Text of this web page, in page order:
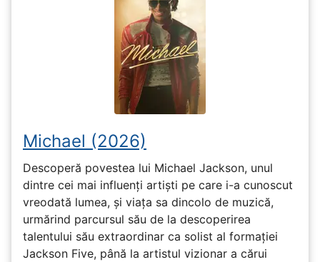
Michael (2026)
Descoperă povestea lui Michael Jackson, unul
dintre cei mai influenți artiști pe care i-a cunoscut
vreodată lumea, și viața sa dincolo de muzică,
urmărind parcursul său de la descoperirea
talentului său extraordinar ca solist al formației
Jackson Five, până la artistul vizionar a cărui